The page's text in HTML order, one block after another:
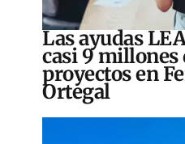
Las ayudas
casi 9 millones
proyectos en
Ortegal